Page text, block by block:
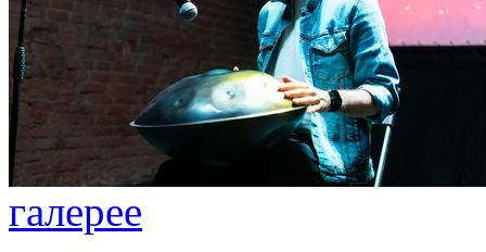
галерее